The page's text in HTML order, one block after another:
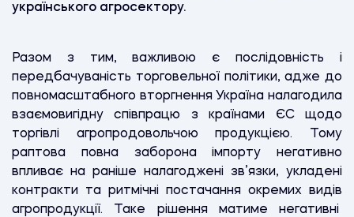
українського агросектору.
Разом з тим, важливою є послідовність і
передбачуваність торговельної політики, адже до
повномасштабного вторгнення Україна налагодила
взаємовигідну співпрацю з країнами ЄС щодо
торгівлі агропродовольчою продукцією. Тому
раптова повна заборона імпорту негативно
впливає на раніше налагоджені зв’язки, укладені
контракти та ритмічні постачання окремих видів
агропродукції. Таке рішення матиме негативні